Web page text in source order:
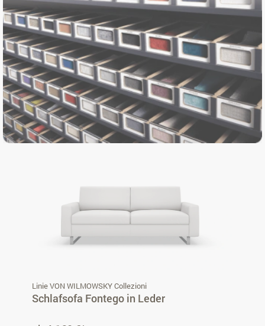
Linie VON WILMOWSKY Collezioni
Schlafsofa Fontego in Leder